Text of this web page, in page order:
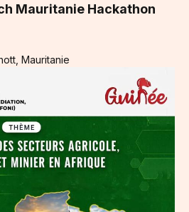
Mauritanie Hackathon
Mauritanie